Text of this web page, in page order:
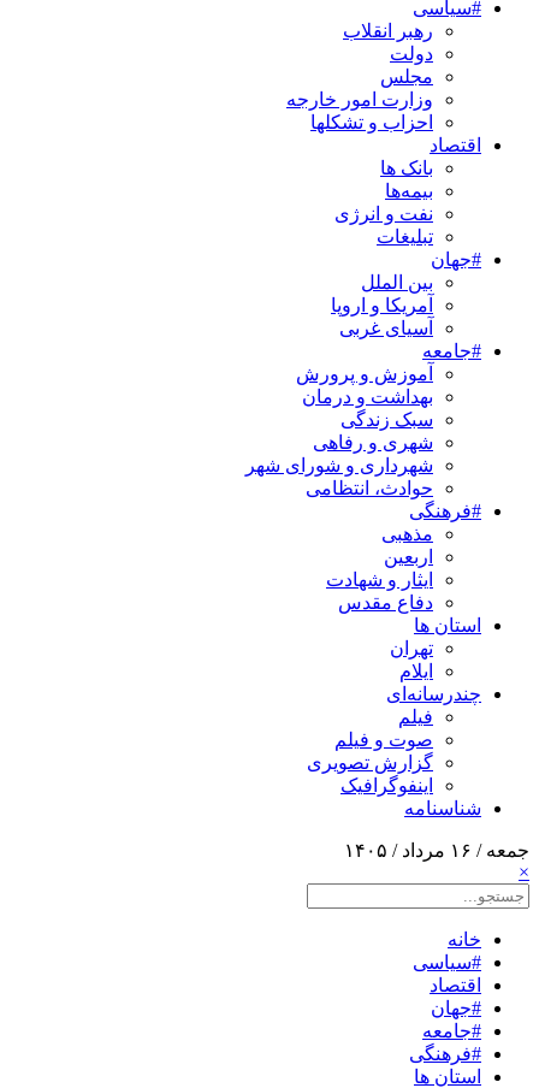
#سیاسی
رهبر انقلاب
دولت
مجلس
وزارت امور خارجه
احزاب و تشکلها
اقتصاد
بانک ها
بیمه‌ها
نفت و انرژی
تبلیغات
#جهان
بین الملل
آمریکا و اروپا
آسیای غربی
#جامعه
آموزش و پرورش
بهداشت و درمان
سبک زندگی
شهری و رفاهی
شهرداری و شورای شهر
حوادث، انتظامی
#فرهنگی
مذهبی
اربعین
ایثار و شهادت
دفاع مقدس
استان ها
تهران
ایلام
چندرسانه‌ای
فیلم
صوت و فیلم
گزارش تصویری
اینفوگرافیک
شناسنامه
جمعه / ۱۶ مرداد / ۱۴۰۵
×
خانه
#سیاسی
اقتصاد
#جهان
#جامعه
#فرهنگی
استان ها